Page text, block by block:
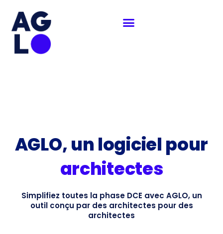
contenu
AGLO, un logiciel pour
architectes
Simplifiez toutes la phase DCE avec AGLO, un
outil conçu par des architectes pour des
architectes